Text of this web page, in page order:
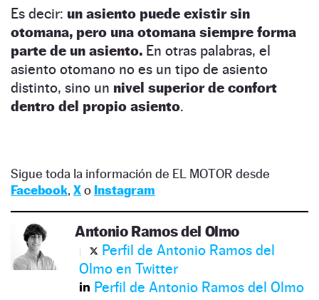
Es decir: un asiento puede existir sin
otomana, pero una otomana siempre forma
parte de un asiento. En otras palabras, el
asiento otomano no es un tipo de asiento
distinto, sino un nivel superior de confort
dentro del propio asiento.
Sigue toda la información de EL MOTOR desde
Facebook, Xo Instagram
Antonio Ramos del Olmo
Perfil de Antonio Ramos del
Olmo en Twitter
Perfil de Antonio Ramos del Olmo